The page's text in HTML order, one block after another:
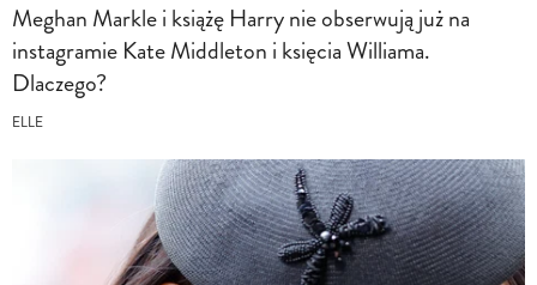
Meghan Markle i książę Harry nie obserwują już na
instagramie Kate Middleton i księcia Williama.
Dlaczego?
ELLE